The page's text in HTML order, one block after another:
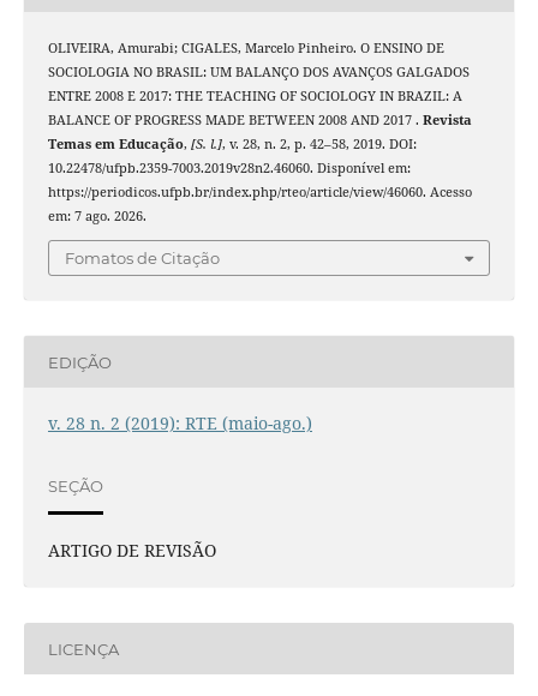
OLIVEIRA, Amurabi; CIGALES, Marcelo Pinheiro. O ENSINO DE
SOCIOLOGIA NO BRASIL: UM BALANÇO DOS AVANÇOS GALGADOS
ENTRE 2008 E 2017: THE TEACHING OF SOCIOLOGY IN BRAZIL: A
BALANCE OF PROGRESS MADE BETWEEN 2008 AND 2017 . Revista
Temas em Educação, [S. l.], v. 28, n. 2, p. 42–58, 2019. DOI:
10.22478/ufpb.2359-7003.2019v28n2.46060. Disponível em:
https://periodicos.ufpb.br/index.php/rteo/article/view/46060. Acesso
em: 7 ago. 2026.
Fomatos de Citação
EDIÇÃO
v. 28 n. 2 (2019): RTE (maio-ago.)
SEÇÃO
ARTIGO DE REVISÃO
LICENÇA